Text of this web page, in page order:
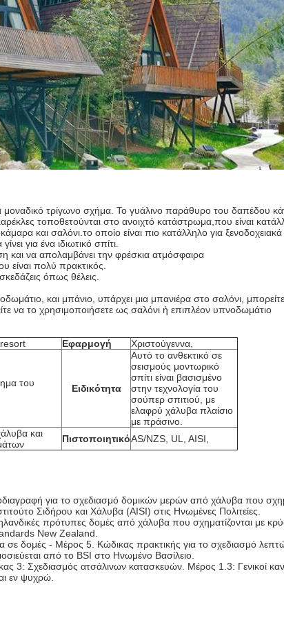
μοναδικό τρίγωνο σχήμα. Το γυάλινο παράθυρο του δαπέδου
τοποθετούνται στο ανοιχτό κατάστρωμα,που είναι
και σαλόνι.το οποίο είναι πιο κατάλληλο για
για ένα ιδιωτικό σπίτι.
και να απολαμβάνει την φρέσκια ατμόσφαιρα
πολύ πρακτικός.
όπως θέλεις.
και μπάνιο, υπάρχει μια μπανιέρα στο σαλόνι,
να το χρησιμοποιήσετε ως σαλόνι ή επιπλέον υπνοδωμάτιο
Εφαρμογή Χριστούγεννα,
του
Ειδικότητα
Αυτό το ανθεκτικό σε
σεισμούς μοντωρικό
σπίτι είναι βασισμένο
στην τεχνολογία του
σούπερ σπιτιού, με
ελαφρύ χάλυβα πλαίσιο
με πράσινο.
και
ΠιστοποιητικόAS/NZS, UL, AISI,
για το σχεδιασμό δομικών μερών από χάλυβα που
Σιδήρου και Χάλυβα (AISI) στις Ηνωμένες Πολιτείες.
πρότυπες δομές από χάλυβα που σχηματίζονται με
New Zealand.
δομές - Μέρος 5. Κώδικας πρακτικής για το σχεδιασμό
από το BSI στο Ηνωμένο Βασίλειο.
3: Σχεδιασμός ατσάλινων κατασκευών. Μέρος 1.3: Γενικοί
εν ψυχρώ.